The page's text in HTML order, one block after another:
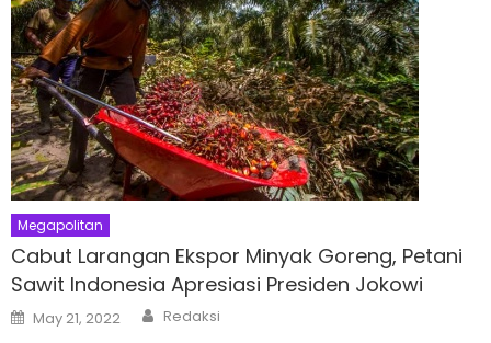
Megapolitan
Cabut Larangan Ekspor Minyak Goreng, Petani
Sawit Indonesia Apresiasi Presiden Jokowi
Posted
on
May 21, 2022 Author
Redaksi